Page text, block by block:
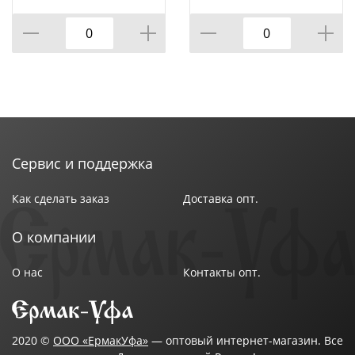
Особенности : Многоразовый
Размер упаковки : 44,2х35,4х35,1 см
Состав : Вода 70%, консервант 5%, ароматизатор 5%,
Сервис и поддержка
Как сделать заказ Доставка опт.
О компании
О нас Контакты опт.
2020 © ООО «ЕрмакУфа» — оптовый интернет-магазин. Все